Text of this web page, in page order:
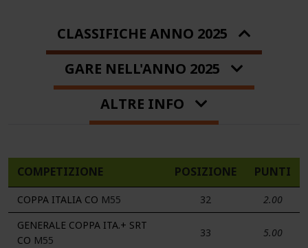
CLASSIFICHE ANNO 2025
GARE NELL'ANNO 2025
ALTRE INFO
COMPETIZIONE POSIZIONE PUNTI
COPPA ITALIA CO M55 32
2.00
GENERALE COPPA ITA.+ SRT
CO M55
33 5.00